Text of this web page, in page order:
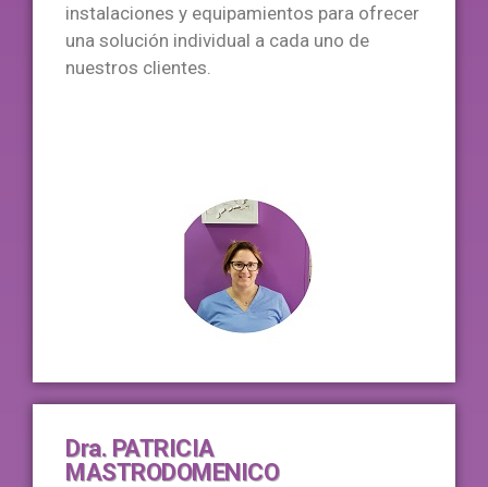
instalaciones y equipamientos para ofrecer
una solución individual a cada uno de
nuestros clientes.
Dra. PATRICIA
MASTRODOMENICO